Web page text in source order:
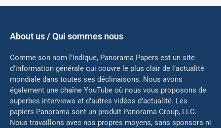
About us / Qui sommes nous
Comme son nom l’indique, Panorama Papers est un site
d’information générale qui couvre le plus clair de l’actualité
mondiale dans toutes ses déclinaisons. Nous avons
également une chaîne YouTube où nous vous proposons de
superbes interviews et d’autres vidéos d’actualité. Les
papiers Panorama sont un produit Panorama Group, LLC.
Nous travaillons avec nos propres moyens, sans sponsors ni